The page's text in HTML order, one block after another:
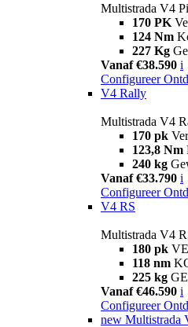
Multistrada V4
170 PK
124 Nm
227 Kg
Vanaf €38.590 i
Configureer
V4 Rally
Multistrada V4
170 pk
123,8 Nm
240 kg
Vanaf €33.790 i
Configureer
V4 RS
Multistrada V4
180 pk
118 nm
225 kg
Vanaf €46.590 i
Configureer
new Multistrada